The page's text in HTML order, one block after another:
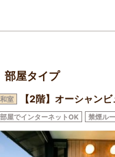
部屋タイプ
和室 【2階】オーシャン
部屋でインターネットOK 禁煙ル